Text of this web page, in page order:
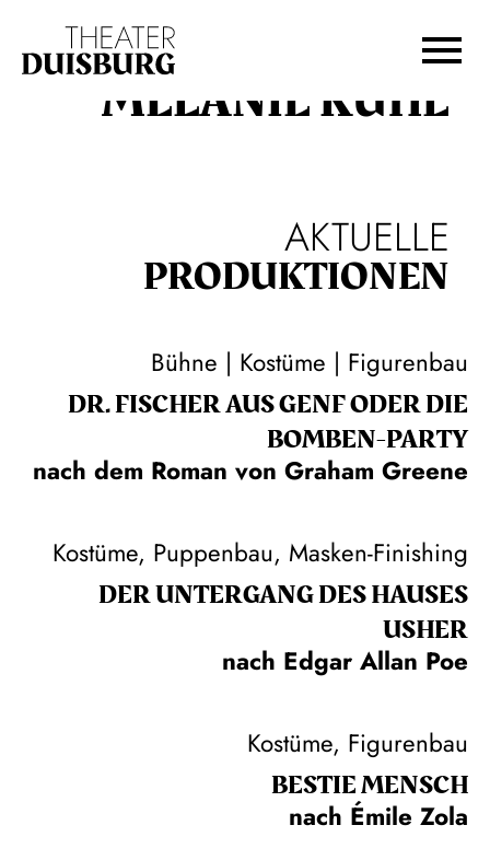
Zur Hauptnavigation springen
Zum Footer springenMELANIE KUHL
AKTUELLE
PRODUKTIONEN
Bühne | Kostüme | Figurenbau
DR. FISCHER AUS GENF ODER DIE
BOMBEN-PARTY
nach dem Roman von Graham Greene
Kostüme, Puppenbau, Masken-Finishing
DER UNTER­GANG DES HAUSES
USHER
nach Edgar Allan Poe
Kostüme, Figurenbau
BESTIE MENSCH
nach Émile Zola